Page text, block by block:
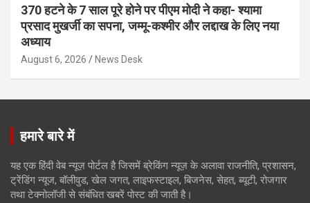
370 हटने के 7 साल पूरे होने पर पीएम मोदी ने कहा- श्यामा
प्रसाद मुखर्जी का सपना, जम्मू-कश्मीर और लद्दाख के लिए नया
अध्याय
August 6, 2026 News Desk
हमारे बारे में
यह एक हिंदी वेब न्यूज़ पोर्टल है जिसमें ब्रेकिंग न्यूज़ के अलावा राजनीति, प्रशासन,
ट्रेंडिंग न्यूज, बॉलीवुड, खेल जगत, लाइफस्टाइल, बिजनेस, सेहत, ब्यूटी, रोजगार
तथा टेक्नोलॉजी से संबंधित खबरें पोस्ट की जाती है।